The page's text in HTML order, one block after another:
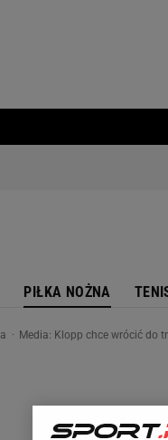
PIŁKA NOŻNA
Media: Klopp chce wrócić do